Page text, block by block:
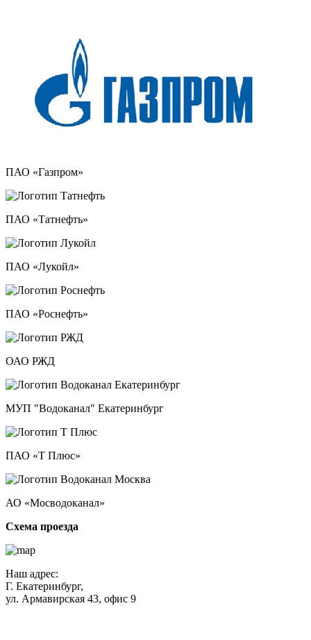
ПАО «Газпром»
ПАО «Татнефть»
ПАО «Лукойл»
ПАО «Роснефть»
ОАО РЖД
МУП "Водоканал" Екатеринбург
ПАО «Т Плюс»
АО «Мосводоканал»
Схема проезда
Наш адрес:
Г. Екатеринбург,
ул. Армавирская 43, офис 9